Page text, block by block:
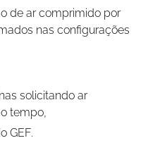
de ar comprimido por
nas configurações
solicitando ar
tempo,
GEF.